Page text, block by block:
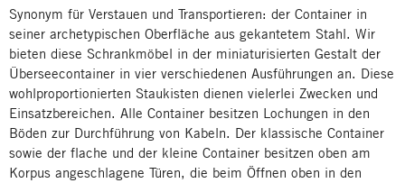
Synonym für Verstauen und Transportieren: der Container in
seiner archetypischen Oberfläche aus gekantetem Stahl. Wir
bieten diese Schrankmöbel in der miniaturisierten Gestalt der
Überseecontainer in vier verschiedenen Ausführungen an. Diese
wohlproportionierten Staukisten dienen vielerlei Zwecken und
Einsatzbereichen. Alle Container besitzen Lochungen in den
Böden zur Durchführung von Kabeln. Der klassische Container
sowie der flache und der kleine Container besitzen oben am
Korpus angeschlagene Türen, die beim Öffnen oben in den